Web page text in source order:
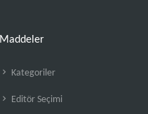
Maddeler
Kategoriler
Editör Seçimi